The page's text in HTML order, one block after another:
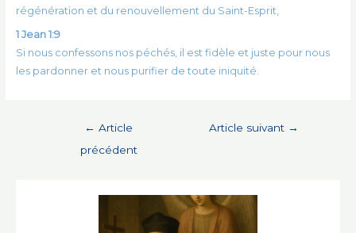
régénération et du renouvellement du Saint-Esprit,
1 Jean 1:9
Si nous confessons nos péchés, il est fidèle et juste pour nous
les pardonner et nous purifier de toute iniquité.
← Article
précédent
Article suivant →